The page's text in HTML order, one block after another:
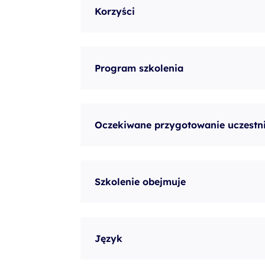
Korzyści
Program szkolenia
Oczekiwane przygotowanie
Szkolenie obejmuje
Język